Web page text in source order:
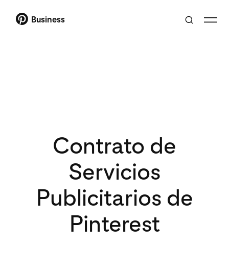
Business
Contrato de
Servicios
Publicitarios de
Pinterest